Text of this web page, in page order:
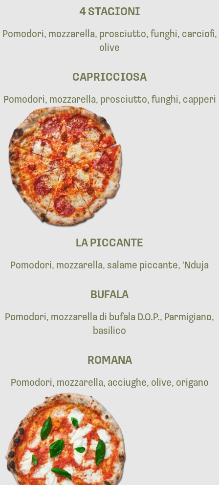
4 STAGIONI
Pomodori, mozzarella, prosciutto, funghi, carciofi,
olive
CAPRICCIOSA
Pomodori, mozzarella, prosciutto, funghi, capperi
LA PICCANTE
Pomodori, mozzarella, salame piccante, 'Nduja
BUFALA
Pomodori, mozzarella di bufala D.O.P., Parmigiano,
basilico
ROMANA
Pomodori, mozzarella, acciughe, olive, origano